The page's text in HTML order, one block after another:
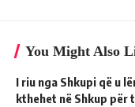
You Might Also
I riu nga Shkupi që u
kthehet në Shkup për